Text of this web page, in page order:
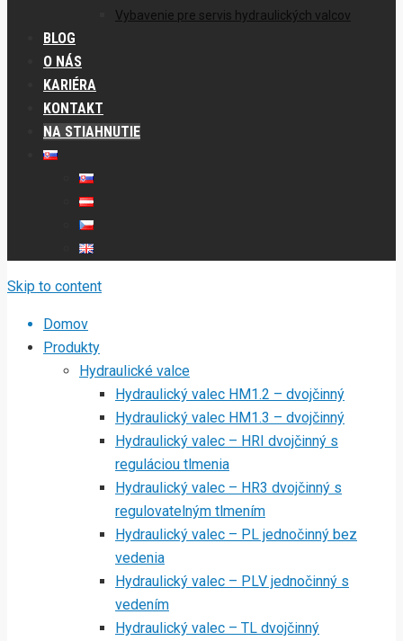
Vybavenie pre servis hydraulických valcov
BLOG
O NÁS
KARIÉRA
KONTAKT
NA STIAHNUTIE
Skip to content
Domov
Produkty
Hydraulické valce
Hydraulický valec HM1.2 – dvojčinný
Hydraulický valec HM1.3 – dvojčinný
Hydraulický valec – HRI dvojčinný s
reguláciou tlmenia
Hydraulický valec – HR3 dvojčinný s
regulovatelným tlmením
Hydraulický valec – PL jednočinný bez
vedenia
Hydraulický valec – PLV jednočinný s
vedením
Hydraulický valec – TL dvojčinný